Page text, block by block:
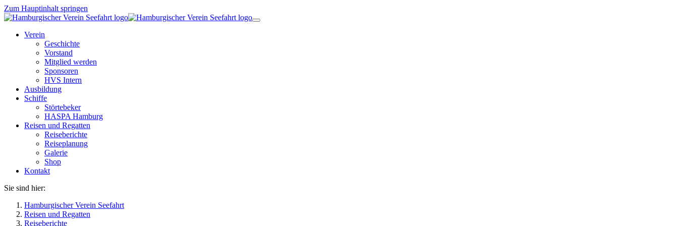
Zum Hauptinhalt springen
Verein
Geschichte
Vorstand
Mitglied werden
Sponsoren
HVS Intern
Ausbildung
Schiffe
Störtebeker
HASPA Hamburg
Reisen und Regatten
Reiseberichte
Reiseplanung
Galerie
Shop
Kontakt
Sie sind hier:
Hamburgischer Verein Seefahrt
Reisen und Regatten
Reiseberichte